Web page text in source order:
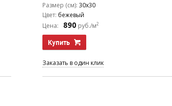
Размер (см) 30x30
Цвет бежевый
Цена:
890 руб./м2
Купить
Заказать в один клик